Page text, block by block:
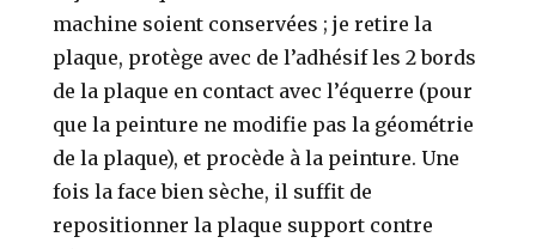
machine soient conservées ; je retire la
plaque, protège avec de l’adhésif les 2 bords
de la plaque en contact avec l’équerre (pour
que la peinture ne modifie pas la géométrie
de la plaque), et procède à la peinture. Une
fois la face bien sèche, il suffit de
repositionner la plaque support contre